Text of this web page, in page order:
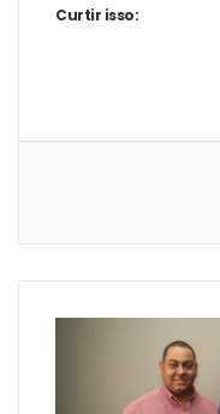
Curtir isso: